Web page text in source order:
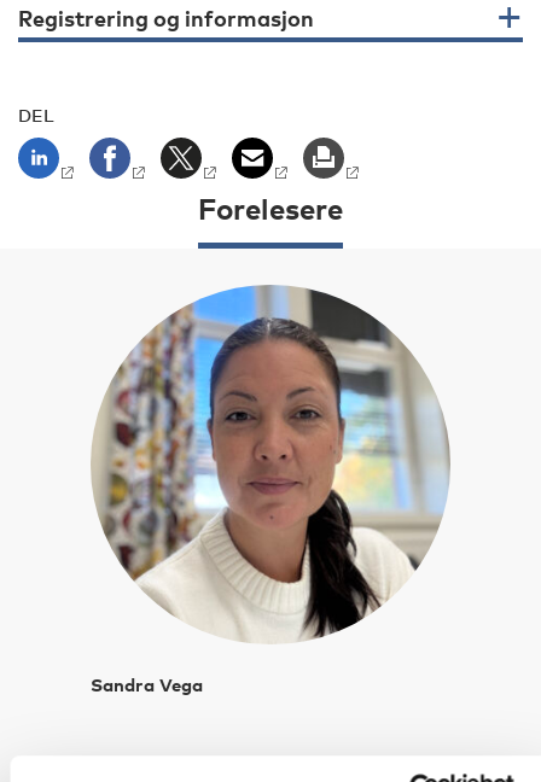
Registrering og informasjon
DEL
Forelesere
Sandra Vega